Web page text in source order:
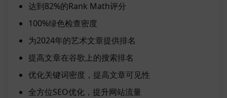
达到82%的Rank Math评分
100%绿色检查密度
为2024年的艺术文章提供排名
提高文章在谷歌上的搜索排名
优化关键词密度，提高文章可见性
全方位SEO优化，提升网站流量